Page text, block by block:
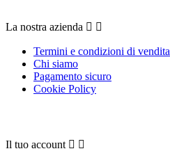
La nostra azienda  
Termini e condizioni di vendita
Chi siamo
Pagamento sicuro
Cookie Policy
Il tuo account  